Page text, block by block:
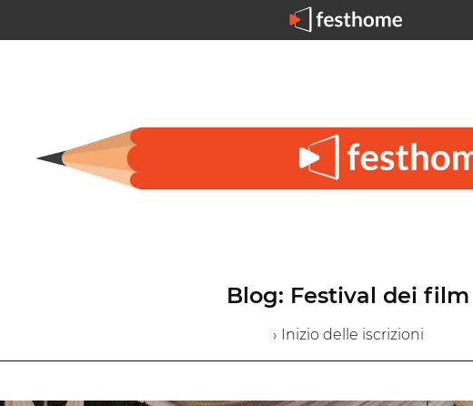
Blog: Festival dei film
› Inizio delle iscrizioni